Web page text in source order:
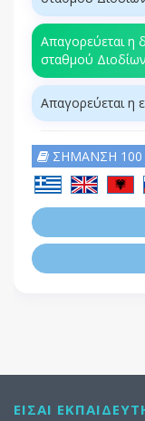
Απαγορεύεται η
σταθμού
Απαγορεύεται η
ΣΗΜΑΝΣΗ 100
ΕΊΣΑΙ